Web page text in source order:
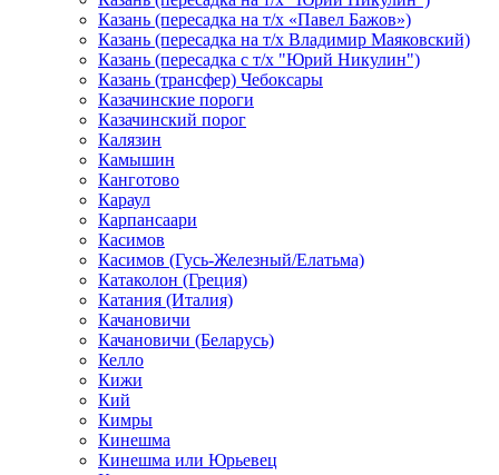
Казань (пересадка на т/х «Павел Бажов»)
Казань (пересадка на т/х Владимир Маяковский)
Казань (пересадка с т/х "Юрий Никулин")
Казань (трансфер) Чебоксары
Казачинские пороги
Казачинский порог
Калязин
Камышин
Канготово
Караул
Карпансаари
Касимов
Касимов (Гусь-Железный/Елатьма)
Катаколон (Греция)
Катания (Италия)
Качановичи
Качановичи (Беларусь)
Келло
Кижи
Кий
Кимры
Кинешма
Кинешма или Юрьевец